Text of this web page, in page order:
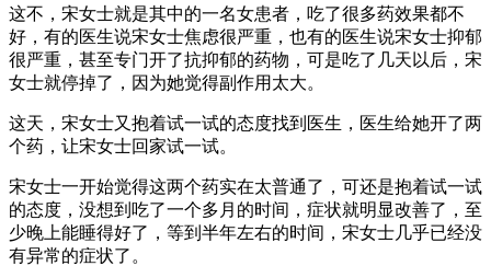
这不，宋女士就是其中的一名女患者，吃了很多药效果都不
好，有的医生说宋女士焦虑很严重，也有的医生说宋女士抑郁
很严重，甚至专门开了抗抑郁的药物，可是吃了几天以后，宋
女士就停掉了，因为她觉得副作用太大。
这天，宋女士又抱着试一试的态度找到医生，医生给她开了两
个药，让宋女士回家试一试。
宋女士一开始觉得这两个药实在太普通了，可还是抱着试一试
的态度，没想到吃了一个多月的时间，症状就明显改善了，至
少晚上能睡得好了，等到半年左右的时间，宋女士几乎已经没
有异常的症状了。